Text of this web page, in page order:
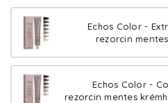
Echos Color -
rezorcin
Echos Color -
rezorcin mentes